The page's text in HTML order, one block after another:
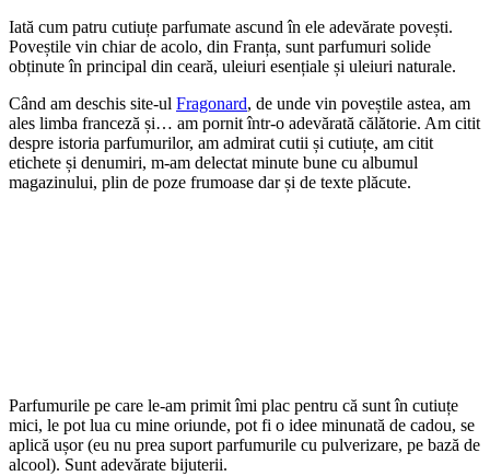
Iată cum patru cutiuțe parfumate ascund în ele adevărate povești.
Poveștile vin chiar de acolo, din Franța, sunt parfumuri solide
obținute în principal din ceară, uleiuri esențiale și uleiuri naturale.
Când am deschis site-ul Fragonard, de unde vin poveștile astea, am
ales limba franceză și… am pornit într-o adevărată călătorie. Am citit
despre istoria parfumurilor, am admirat cutii și cutiuțe, am citit
etichete și denumiri, m-am delectat minute bune cu albumul
magazinului, plin de poze frumoase dar și de texte plăcute.
Parfumurile pe care le-am primit îmi plac pentru că sunt în cutiuțe
mici, le pot lua cu mine oriunde, pot fi o idee minunată de cadou, se
aplică ușor (eu nu prea suport parfumurile cu pulverizare, pe bază de
alcool). Sunt adevărate bijuterii.